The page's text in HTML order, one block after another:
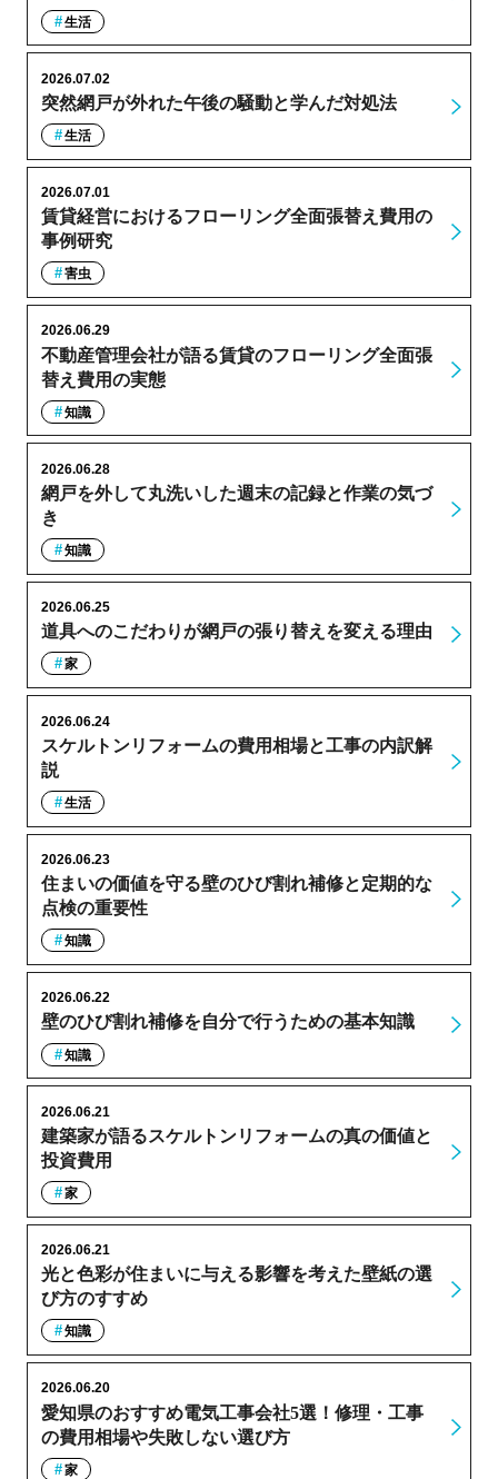
生活
突然網戸が外れた午後の騒動と学んだ対処法
2026.07.02
生活
賃貸経営におけるフローリング全面張替え費用の
事例研究
2026.07.01
害虫
不動産管理会社が語る賃貸のフローリング全面張
替え費用の実態
2026.06.29
知識
網戸を外して丸洗いした週末の記録と作業の気づ
き
2026.06.28
知識
道具へのこだわりが網戸の張り替えを変える理由
2026.06.25
家
スケルトンリフォームの費用相場と工事の内訳解
説
2026.06.24
生活
住まいの価値を守る壁のひび割れ補修と定期的な
点検の重要性
2026.06.23
知識
壁のひび割れ補修を自分で行うための基本知識
2026.06.22
知識
建築家が語るスケルトンリフォームの真の価値と
投資費用
2026.06.21
家
光と色彩が住まいに与える影響を考えた壁紙の選
び方のすすめ
2026.06.21
知識
愛知県のおすすめ電気工事会社5選！修理・工事
の費用相場や失敗しない選び方
2026.06.20
家